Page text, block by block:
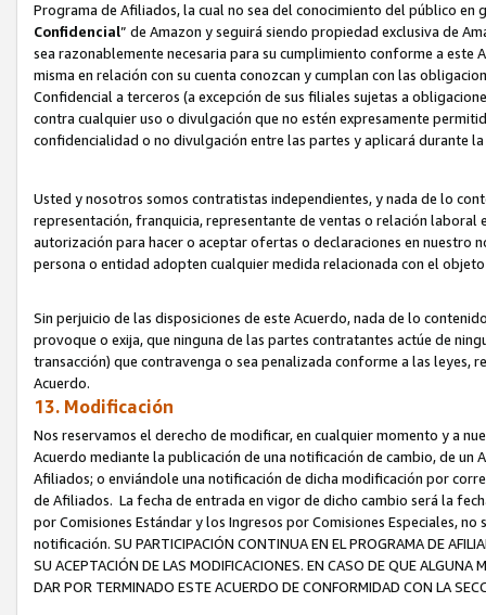
Programa de Afiliados, la cual no sea del conocimiento del público
Confidencial” de Amazon y seguirá siendo propiedad exclusiva de
sea razonablemente necesaria para su cumplimiento conforme a
misma en relación con su cuenta conozcan y cumplan con las
Confidencial a terceros (a excepción de sus filiales sujetas a
contra cualquier uso o divulgación que no estén expresamente
confidencialidad o no divulgación entre las partes y aplicará durante
Usted y nosotros somos contratistas independientes, y nada de lo
representación, franquicia, representante de ventas o relación
autorización para hacer o aceptar ofertas o declaraciones en nuestro
persona o entidad adopten cualquier medida relacionada con el
Sin perjuicio de las disposiciones de este Acuerdo, nada de lo
provoque o exija, que ninguna de las partes contratantes actúe de
transacción) que contravenga o sea penalizada conforme a las leyes,
Acuerdo.
13. Modificación
Nos reservamos el derecho de modificar, en cualquier momento y a
Acuerdo mediante la publicación de una notificación de cambio, de
Afiliados; o enviándole una notificación de dicha modificación por
de Afiliados. La fecha de entrada en vigor de dicho cambio será la
por Comisiones Estándar y los Ingresos por Comisiones Especiales,
notificación. SU PARTICIPACIÓN CONTINUA EN EL PROGRAMA DE
SU ACEPTACIÓN DE LAS MODIFICACIONES. EN CASO DE QUE ALGUNA
DAR POR TERMINADO ESTE ACUERDO DE CONFORMIDAD CON LA